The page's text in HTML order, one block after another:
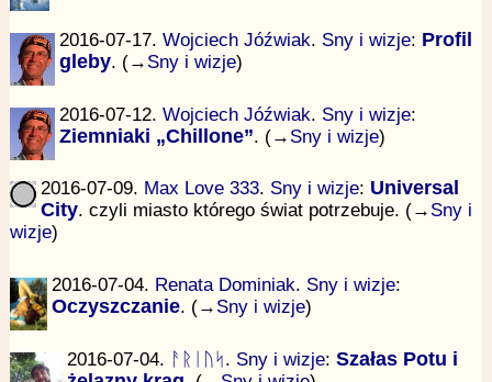
2016-07-17. Wojciech Jóźwiak. Sny i wizje: Profil
gleby. (→ Sny i wizje)
2016-07-12. Wojciech Jóźwiak. Sny i wizje:
Ziemniaki „Chillone”. (→ Sny i wizje)
2016-07-09. Max Love 333. Sny i wizje: Universal
City. czyli miasto którego świat potrzebuje. (→ Sny i
wizje)
2016-07-04. Renata Dominiak. Sny i wizje:
Oczyszczanie. (→ Sny i wizje)
2016-07-04. ᚨᚱᛁᚢᛋ. Sny i wizje: Szałas Potu i